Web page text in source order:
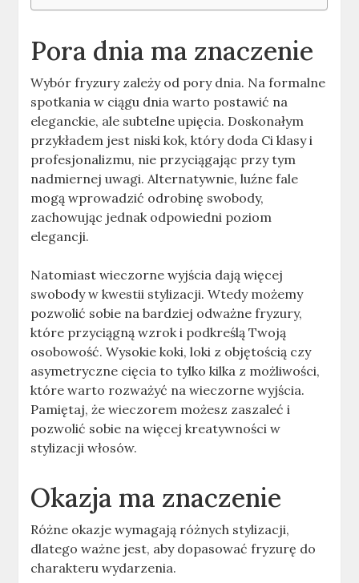
Pora dnia ma znaczenie
Wybór fryzury zależy od pory dnia. Na formalne
spotkania w ciągu dnia warto postawić na
eleganckie, ale subtelne upięcia. Doskonałym
przykładem jest niski kok, który doda Ci klasy i
profesjonalizmu, nie przyciągając przy tym
nadmiernej uwagi. Alternatywnie, luźne fale
mogą wprowadzić odrobinę swobody,
zachowując jednak odpowiedni poziom
elegancji.
Natomiast wieczorne wyjścia dają więcej
swobody w kwestii stylizacji. Wtedy możemy
pozwolić sobie na bardziej odważne fryzury,
które przyciągną wzrok i podkreślą Twoją
osobowość. Wysokie koki, loki z objętością czy
asymetryczne cięcia to tylko kilka z możliwości,
które warto rozważyć na wieczorne wyjścia.
Pamiętaj, że wieczorem możesz zaszaleć i
pozwolić sobie na więcej kreatywności w
stylizacji włosów.
Okazja ma znaczenie
Różne okazje wymagają różnych stylizacji,
dlatego ważne jest, aby dopasować fryzurę do
charakteru wydarzenia.